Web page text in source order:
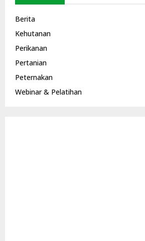
Berita
Kehutanan
Perikanan
Pertanian
Peternakan
Webinar & Pelatihan